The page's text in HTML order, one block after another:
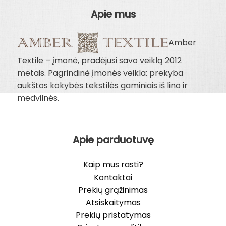
Apie mus
Amber
Textile – įmonė, pradėjusi savo veiklą 2012
metais. Pagrindinė įmonės veikla: prekyba
aukštos kokybės tekstilės gaminiais iš lino ir
medvilnės.
Apie parduotuvę
Kaip mus rasti?
Kontaktai
Prekių grąžinimas
Atsiskaitymas
Prekių pristatymas